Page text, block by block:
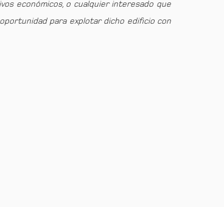
económicos, o cualquier interesado que
para explotar dicho edificio con